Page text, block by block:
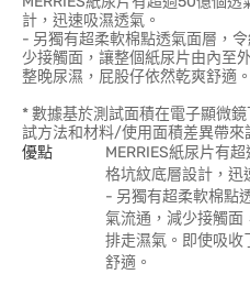
計，迅速吸濕透氣。
- 另獨有超柔軟棉點透氣面層，
少接觸面，讓整個紙尿片由內至
整晚尿濕，屁股仔依然乾爽舒適。
* 數據基於測試面積在電子顯微
試方法和材料/使用面積差異帶來
優點
MERRIES紙尿片有
格坑紋底層設計，迅
- 另獨有超柔軟棉點
氣流通，減少接觸面
排走濕氣。即使吸收
舒適。